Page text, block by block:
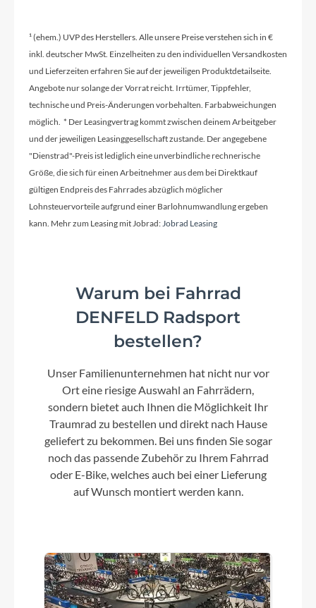
Ladegerät
Fast Bosch EU/AUS/NZL
Schaltwerk
Enviolo Trekking Manuell
Rahmenmaterial
Aluminium 6061
Lenker
Farbe
white
Motor
Bosch New Performance CX 25km/h
Riemen Gates CDX-Belt-120T
Rücklicht
¹ (ehem.) UVP des Herstellers. Alle unsere Preise verstehen sich in €
inkl. deutscher MwSt. Einzelheiten zu den individuellen Versandkosten
und Lieferzeiten erfahren Sie auf der jeweiligen Produktdetailseite.
Angebote nur solange der Vorrat reicht. Irrtümer, Tippfehler,
technische und Preis-Änderungen vorbehalten. Farbabweichungen
möglich. * Der Leasingvertrag kommt zwischen deinem Arbeitgeber
und der jeweiligen Leasinggesellschaft zustande. Der angegebene
"Dienstrad"-Preis ist lediglich eine unverbindliche rechnerische
Größe, die sich für einen Arbeitnehmer aus dem bei Direktkauf
gültigen Endpreis des Fahrrades abzüglich möglicher
Lohnsteuervorteile aufgrund einer Barlohnumwandlung ergeben
kann. Mehr zum Leasing mit Jobrad:Jobrad Leasing
Warum bei Fahrrad
DENFELD Radsport
bestellen?
Unser Familienunternehmen hat nicht nur vor
Ort eine riesige Auswahl an Fahrrädern,
sondern bietet auch Ihnen die Möglichkeit Ihr
Traumrad zu bestellen und direkt nach Hause
geliefert zu bekommen. Bei uns finden Sie sogar
noch das passende Zubehör zu Ihrem Fahrrad
oder E-Bike, welches auch bei einer Lieferung
auf Wunsch montiert werden kann.